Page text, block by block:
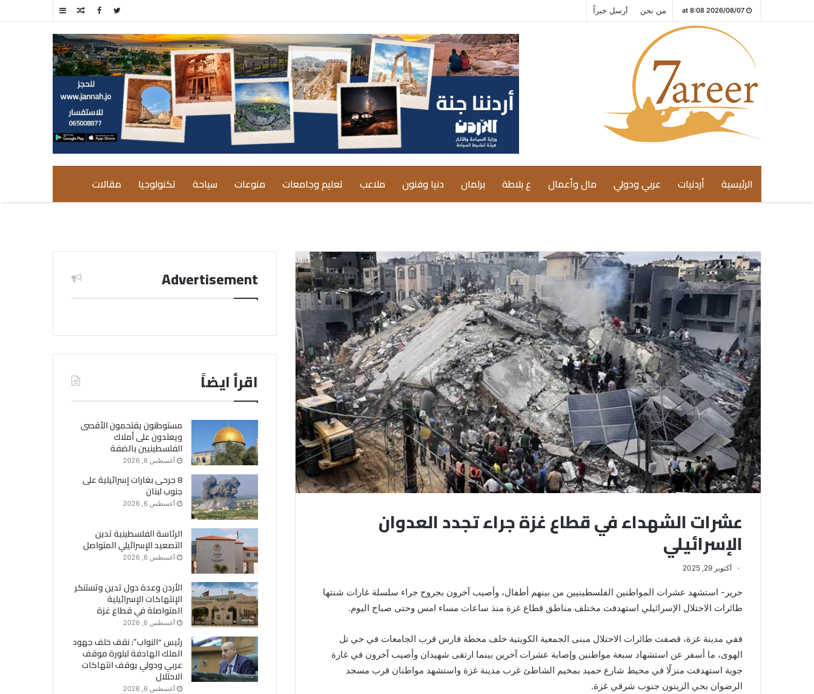
2026/08/07 at 8:08 من نحن أرسل خبراً إضافة
جانبي
مقال
الرئيسية أردنيات عربي ودولي مال وأعمال ع بلاطة برلمان دنيا وفنون ملاعب تعليم وجامعات منوعات سياحة تكنولوجيا مقالات
عشرات الشهداء في قطاع غزة جراء تجدد العدوان
الإسرائيلي
أكتوبر 29, 2025
حرير- استشهد عشرات المواطنين الفلسطينيين من بينهم أطفال، وأصيب آخرون بجروح جراء سلسلة غارات شنتها
طائرات الاحتلال الإسرائيلي استهدفت مختلف مناطق قطاع غزة منذ ساعات مساء امس وحتى صباح اليوم.
ففي مدينة غزة، قصفت طائرات الاحتلال مبنى الجمعية الكويتية خلف محطة فارس قرب الجامعات في حي تل
الهوى، ما أسفر عن استشهاد سبعة مواطنين وإصابة عشرات آخرين بينما ارتقى شهيدان وأصيب آخرون في غارة
جوية استهدفت منزلًا في محيط شارع حميد بمخيم الشاطئ غرب مدينة غزة واستشهد مواطنان قرب مسجد
الرضوان بحي الزيتون جنوب شرقي غزة.
Advertisement
اقرأ ايضاً
مستوطنون يقتحمون الأقصى
ويعتدون على أملاك
الفلسطينيين بالضفة
أغسطس 6, 2026
8 جرحى بغارات إسرائيلية على
جنوب لبنان
أغسطس 6, 2026
الرئاسة الفلسطينية تدين
التصعيد الإسرائيلي المتواصل
أغسطس 6, 2026
الأردن وعدة دول تدين وتستنكر
الإنتهاكات الإسرائيلية
المتواصلة في قطاع غزة
أغسطس 6, 2026
رئيس “النواب”: نقف خلف جهود
الملك الهادفة لبلورة موقف
عربي ودولي يوقف انتهاكات
الاحتلال
أغسطس 6, 2026